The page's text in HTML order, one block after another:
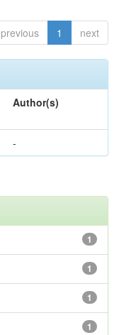
previous 1 next
Author(s)
-
1
1
1
1